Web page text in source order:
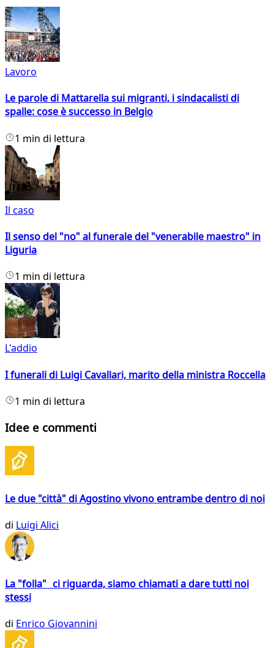
Lavoro
Le parole di Mattarella sui migranti, i sindacalisti di
spalle: cose è successo in Belgio
1 min di lettura
Il caso
Il senso del "no" al funerale del "venerabile maestro" in
Liguria
1 min di lettura
L'addio
I funerali di Luigi Cavallari, marito della ministra Roccella
1 min di lettura
Idee e commenti
Le due "città" di Agostino vivono entrambe dentro di noi
di Luigi Alici
La "folla" ci riguarda, siamo chiamati a dare tutti noi
stessi
di Enrico Giovannini